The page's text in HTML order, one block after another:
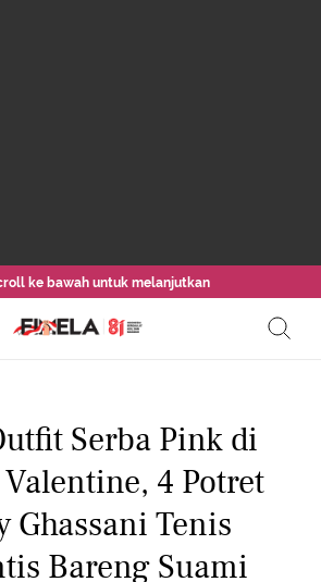
ke bawah untuk melanjutkan
Serba Pink di
4 Potret
Ghassani Tenis
Bareng Suami